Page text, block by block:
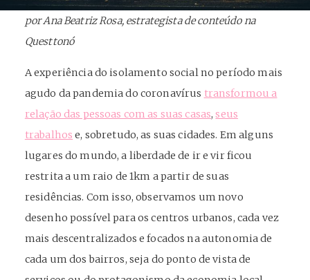
por Ana Beatriz Rosa, estrategista de conteúdo na
Questtonó
A experiência do isolamento social no período mais
agudo da pandemia do coronavírus transformou a
relação das pessoas com as suas casas,seus
trabalhos e, sobretudo, as suas cidades. Em alguns
lugares do mundo, a liberdade de ir e vir ficou
restrita a um raio de 1km a partir de suas
residências. Com isso, observamos um novo
desenho possível para os centros urbanos, cada vez
mais descentralizados e focados na autonomia de
cada um dos bairros, seja do ponto de vista de